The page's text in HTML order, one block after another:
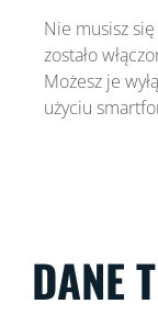
Nie musisz
zostało
Możesz je
użyciu
DANE